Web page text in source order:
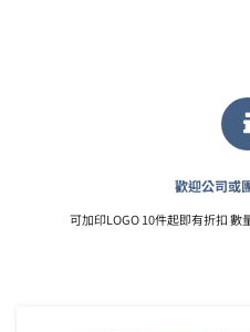
歡迎公司或
可加印LOGO 10件起即有折扣